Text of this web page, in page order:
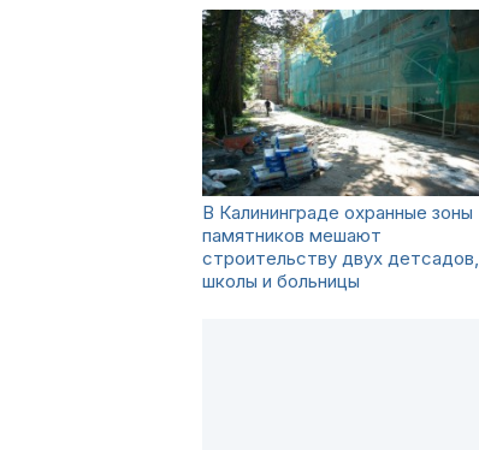
В Калининграде охранные зоны
памятников мешают
строительству двух детсадов,
школы и больницы